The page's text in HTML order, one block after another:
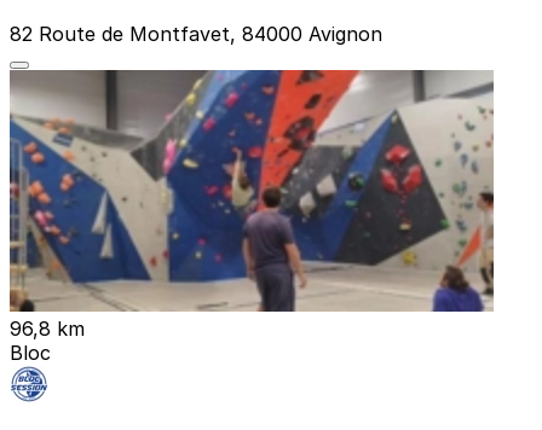
82 Route de Montfavet, 84000 Avignon
96,8 km
Bloc